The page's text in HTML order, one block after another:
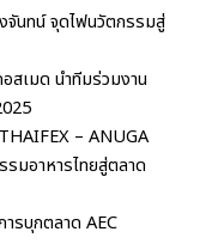
จันทน์ จุดไฟนวัตกรรมสู่
สเมด นำทีมร่วมงาน
– ANUGA
มอาหารไทยสู่ตลาด
ารบุกตลาด AEC